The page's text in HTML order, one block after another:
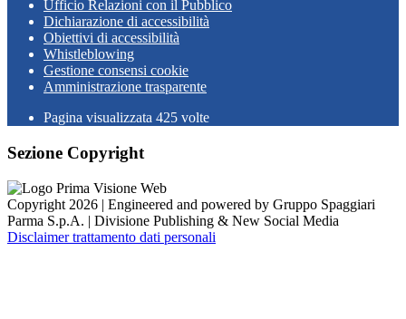
Ufficio Relazioni con il Pubblico
Dichiarazione di accessibilità
Obiettivi di accessibilità
Whistleblowing
Gestione consensi cookie
Amministrazione trasparente
Pagina visualizzata 425 volte
Sezione Copyright
Copyright 2026 | Engineered and powered by Gruppo Spaggiari
Parma S.p.A. | Divisione Publishing & New Social Media
Disclaimer trattamento dati personali